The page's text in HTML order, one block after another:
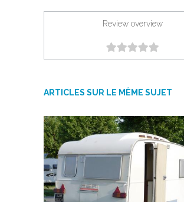
Review overview
ARTICLES SUR LE MÊME SUJET